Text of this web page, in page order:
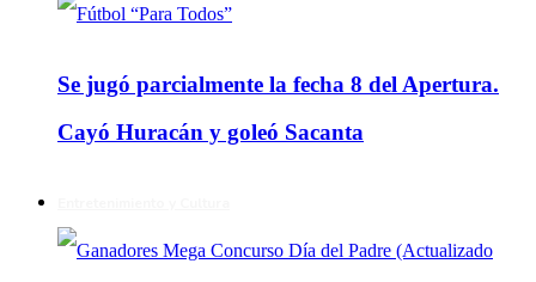
Se jugó parcialmente la fecha 8 del Apertura.
Cayó Huracán y goleó Sacanta